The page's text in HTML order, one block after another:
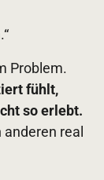
Problem.
fühlt,
so erlebt.
anderen real